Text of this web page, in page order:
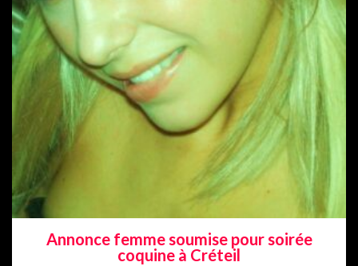
Annonce femme soumise pour soirée
coquine à Créteil